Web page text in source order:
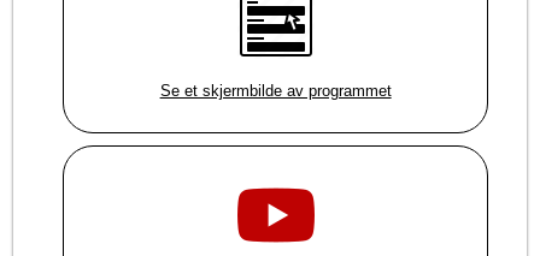
Se et skjermbilde av programmet